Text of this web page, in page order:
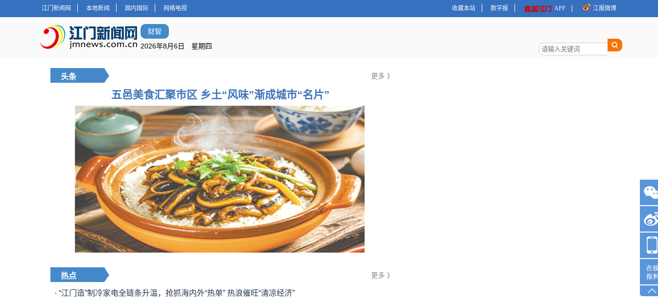
江门新闻网 本地新闻 国内国际 网络电视 收藏本站 数字报 APP 江报微博
财智
2026年8月6日 星期四
头条 更多 》
五邑美食汇聚市区 乡土“风味”渐成城市“名片”
热点 更多 》
· “江门造”制冷家电全链条升温，抢抓海内外“热单” 热浪催旺“清凉经济”